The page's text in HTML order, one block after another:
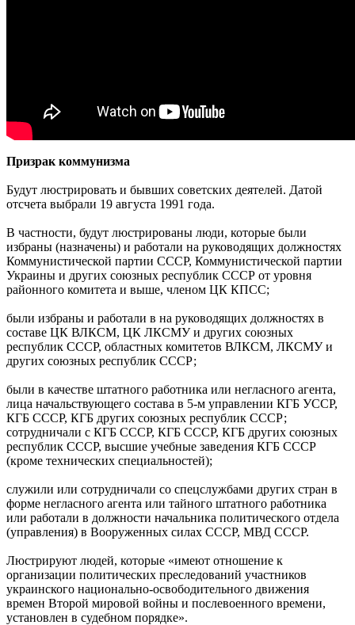
Призрак коммунизма
Будут люстрировать и бывших советских деятелей. Датой
отсчета выбрали 19 августа 1991 года.
В частности, будут люстрированы люди, которые были
избраны (назначены) и работали на руководящих должностях
Коммунистической партии СССР, Коммунистической партии
Украины и других союзных республик СССР от уровня
районного комитета и выше, членом ЦК КПСС;
были избраны и работали в на руководящих должностях в
составе ЦК ВЛКСМ, ЦК ЛКСМУ и других союзных
республик СССР, областных комитетов ВЛКСМ, ЛКСМУ и
других союзных республик СССР;
были в качестве штатного работника или негласного агента,
лица начальствующего состава в 5-м управлении КГБ УССР,
КГБ СССР, КГБ других союзных республик СССР;
сотрудничали с КГБ СССР, КГБ СССР, КГБ других союзных
республик СССР, высшие учебные заведения КГБ СССР
(кроме технических специальностей);
служили или сотрудничали со спецслужбами других стран в
форме негласного агента или тайного штатного работника
или работали в должности начальника политического отдела
(управления) в Вооруженных силах СССР, МВД СССР.
Люстрируют людей, которые «имеют отношение к
организации политических преследований участников
украинского национально-освободительного движения
времен Второй мировой войны и послевоенного времени,
установлен в судебном порядке».